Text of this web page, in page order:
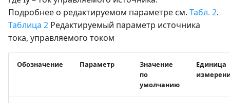
Подробнее о редактируемом параметре см. Табл. 2.
Таблица 2 Редактируемый параметр источника
тока, управляемого током
Обозначение Параметр
Значение
по
умолчанию
Единица